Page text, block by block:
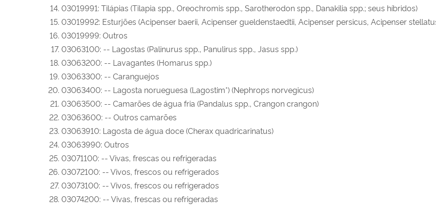
03019991: Tilápias (Tilapia spp., Oreochromis spp., Sarotherodon spp., Danakilia spp.; seus híbridos)
03019992: Esturjões (Acipenser baerii, Acipenser gueldenstaedtii, Acipenser persicus, Acipenser
03019999: Outros
03063100: -- Lagostas (Palinurus spp., Panulirus spp., Jasus spp.)
03063200: -- Lavagantes (Homarus spp.)
03063300: -- Caranguejos
03063400: -- Lagosta norueguesa (Lagostim*) (Nephrops norvegicus)
03063500: -- Camarões de água fria (Pandalus spp., Crangon crangon)
03063600: -- Outros camarões
03063910: Lagosta de água doce (Cherax quadricarinatus)
03063990: Outros
03071100: -- Vivas, frescas ou refrigeradas
03072100: -- Vivos, frescos ou refrigerados
03073100: -- Vivos, frescos ou refrigerados
03074200: -- Vivas, frescas ou refrigeradas